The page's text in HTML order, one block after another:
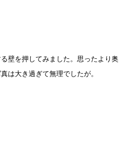
壁を押してみました。思ったより奥
は大き過ぎて無理でしたが。